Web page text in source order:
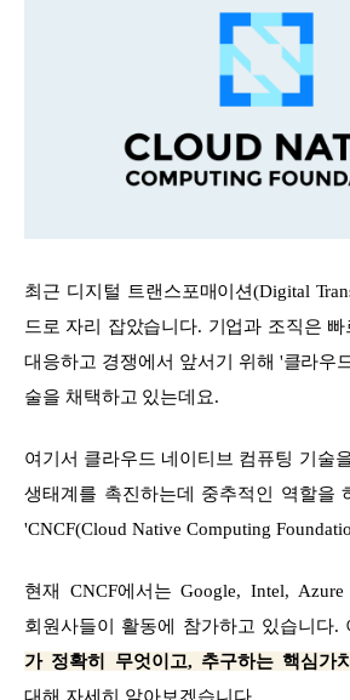
최근 디지털 트랜스포매이션(Digital
드로 자리 잡았습니다. 기업과 조직은 빠
대응하고 경쟁에서 앞서기 위해 '클라우
술을 채택하고 있는데요.
여기서 클라우드 네이티브 컴퓨팅 기술
생태계를 촉진하는데 중추적인 역할을
'CNCF(Cloud Native Computing
현재 CNCF에서는 Google, Intel,
회원사들이 활동에 참가하고 있습니다.
가 정확히 무엇이고, 추구하는 핵심가
대해 자세히 알아보겠습니다.